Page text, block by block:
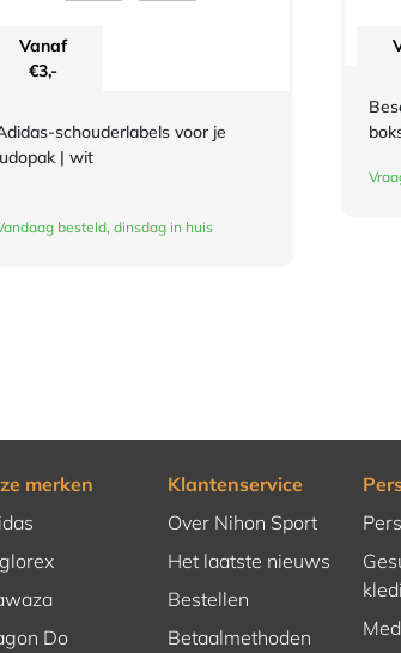
Vanaf
€3,-
schouderlabels voor je
| wit
besteld, dinsdag in huis
merken
Do
Klantenservice
Over Nihon Sport
Het laatste nieuws
Bestellen
Betaalmethoden